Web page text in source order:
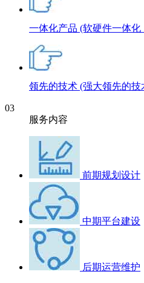
一体化产品 (软硬件一体
领先的技术 (强大领先的技
03
服务内容
前期规划设计
中期平台建设
后期运营维护